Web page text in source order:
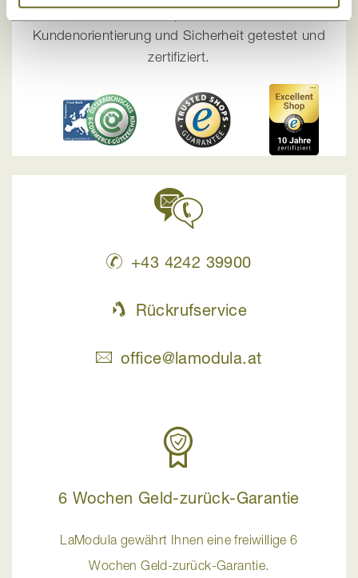
Unser Onlineshop ist mehrfach auf
Kundenorientierung und Sicherheit getestet und
zertifiziert.
+43 4242 39900
Rückrufservice
office@lamodula.at
6 Wochen Geld-zurück-Garantie
LaModula gewährt Ihnen eine freiwillige 6
Wochen Geld-zurück-Garantie.